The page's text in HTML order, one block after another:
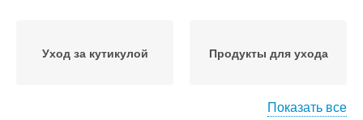
Уход за кутикулой Продукты для ухода
Показать все